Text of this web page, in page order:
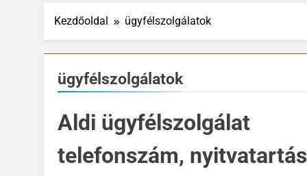
Kezdőoldal ügyfélszolgálatok
ügyfélszolgálatok
Aldi ügyfélszolgálat
telefonszám, nyitvatartás